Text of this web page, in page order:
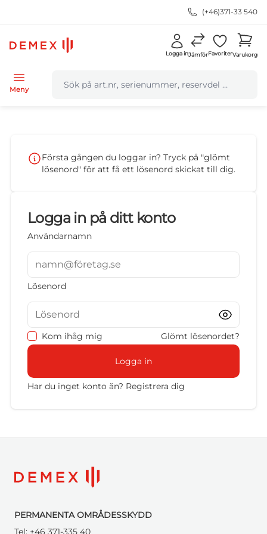
(+46)371-33 540
Logga inJämförFavoriterVarukorg
Meny
Första gången du loggar in? Tryck på "glömt
lösenord" för att få ett lösenord skickat till dig.
Logga in på ditt konto
Användarnamn
namn@företag.se
Lösenord
Lösenord
Kom ihåg mig Glömt lösenordet?
Logga in
Har du inget konto än? Registrera dig
PERMANENTA OMRÅDESSKYDD
Tel: +46 371-335 40